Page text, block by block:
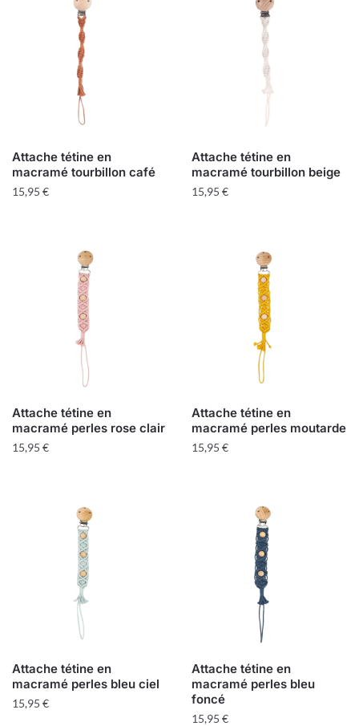
Attache tétine en
macramé tourbillon café
15,95 €
Attache tétine en
macramé tourbillon beige
15,95 €
Attache tétine en
macramé perles rose clair
15,95 €
Attache tétine en
macramé perles moutarde
15,95 €
Attache tétine en
macramé perles bleu ciel
15,95 €
Attache tétine en
macramé perles bleu
foncé
15,95 €